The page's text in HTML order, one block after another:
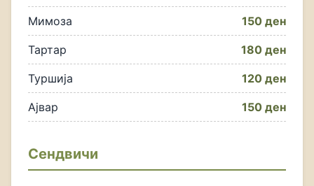
Мимоза 150 ден
Тартар 180 ден
Туршија 120 ден
Ајвар 150 ден
Сендвичи